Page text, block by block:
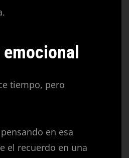
tiempo, pero
en esa
el recuerdo en una